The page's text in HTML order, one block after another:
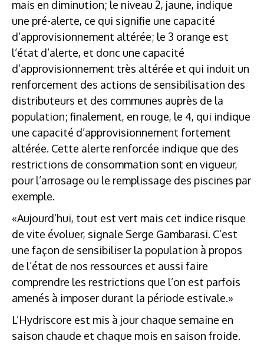
mais en diminution; le niveau 2, jaune, indique
une pré-alerte, ce qui signifie une capacité
d’approvisionnement altérée; le 3 orange est
l’état d’alerte, et donc une capacité
d’approvisionnement très altérée et qui induit un
renforcement des actions de sensibilisation des
distributeurs et des communes auprès de la
population; finalement, en rouge, le 4, qui indique
une capacité d’approvisionnement fortement
altérée. Cette alerte renforcée indique que des
restrictions de consommation sont en vigueur,
pour l’arrosage ou le remplissage des piscines par
exemple.
«Aujourd’hui, tout est vert mais cet indice risque
de vite évoluer, signale Serge Gambarasi. C’est
une façon de sensibiliser la population à propos
de l’état de nos ressources et aussi faire
comprendre les restrictions que l’on est parfois
amenés à imposer durant la période estivale.»
L’Hydriscore est mis à jour chaque semaine en
saison chaude et chaque mois en saison froide.